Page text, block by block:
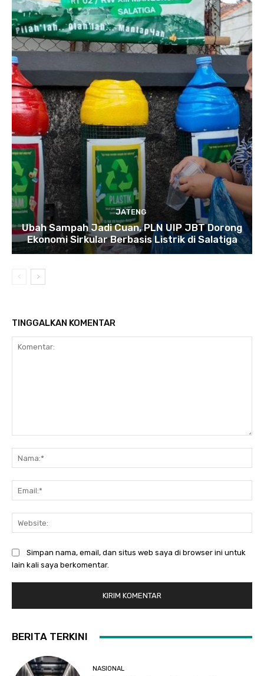
JATENG
Ubah Sampah Jadi Cuan, PLN UIP JBT Dorong
Ekonomi Sirkular Berbasis Listrik di Salatiga
TINGGALKAN KOMENTAR
Simpan nama, email, dan situs web saya di browser ini untuk
lain kali saya berkomentar.
BERITA TERKINI
NASIONAL